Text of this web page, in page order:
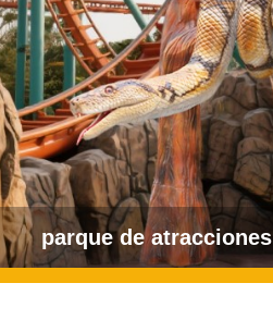
parque de atracciones